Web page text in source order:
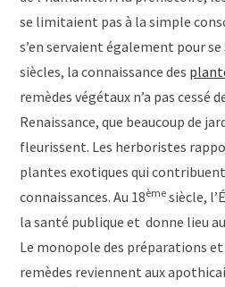
se limitaient pas à la simple
s’en servaient également pour
siècles, la connaissance des
remèdes végétaux n’a pas cessé
Renaissance, que beaucoup de
fleurissent. Les herboristes
plantes exotiques qui
connaissances. Au 18ème siècle,
la santé publique et donne lieu
Le monopole des préparations
remèdes reviennent aux